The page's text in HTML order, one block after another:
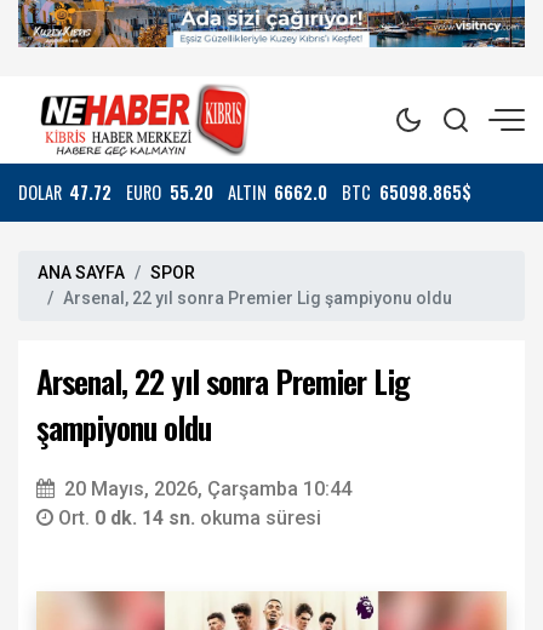
DOLAR 47.72 EURO 55.20 ALTIN 6662.0 BTC 65098.865$
ANA SAYFA
SPOR
Arsenal, 22 yıl sonra Premier Lig şampiyonu oldu
Arsenal, 22 yıl sonra Premier Lig
şampiyonu oldu
20 Mayıs, 2026, Çarşamba 10:44
Ort. 0 dk. 14 sn. okuma süresi